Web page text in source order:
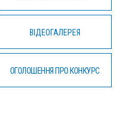
ВІДЕОГАЛЕРЕЯ
ОГОЛОШЕННЯ ПРО КОНКУРС